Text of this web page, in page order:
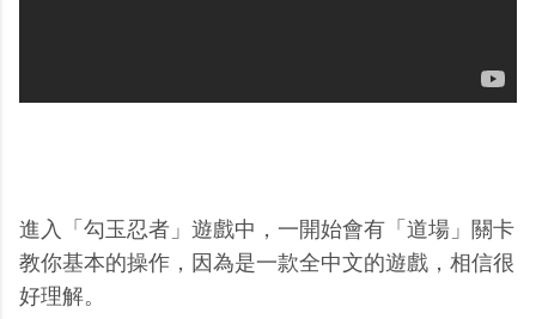
進入「勾玉忍者」遊戲中，一開始會有「道場」關卡
教你基本的操作，因為是一款全中文的遊戲，相信很
好理解。